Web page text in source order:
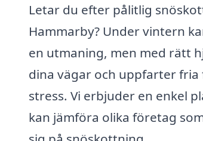
Letar du efter pålitlig
Hammarby? Under vintern
en utmaning, men med rätt
dina vägar och uppfarter fria
stress. Vi erbjuder en enkel
kan jämföra olika företag